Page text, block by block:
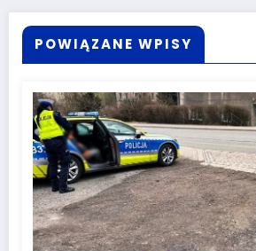
POWIĄZANE WPISY